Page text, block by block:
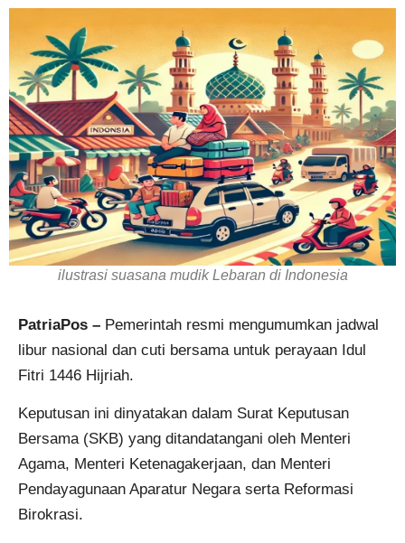
ilustrasi suasana mudik Lebaran di Indonesia
PatriaPos – Pemerintah resmi mengumumkan jadwal
libur nasional dan cuti bersama untuk perayaan Idul
Fitri 1446 Hijriah.
Keputusan ini dinyatakan dalam Surat Keputusan
Bersama (SKB) yang ditandatangani oleh Menteri
Agama, Menteri Ketenagakerjaan, dan Menteri
Pendayagunaan Aparatur Negara serta Reformasi
Birokrasi.